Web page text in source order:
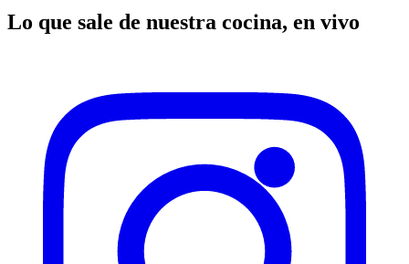
Lo que sale de nuestra cocina, en vivo